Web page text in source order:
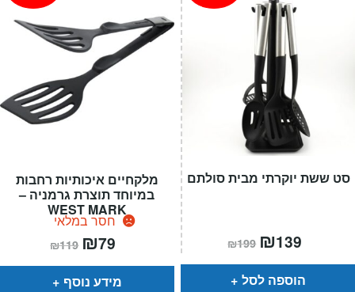
מלקחיים איכותיות רחבות
במיוחד תוצרת גרמניה –
WEST MARK
חסר במלאי
₪119 המחיר
המקורי
היה:
₪119.
₪79
הוא:
מידע נוסף
סט ששת יוקרתי מבית סולתם
₪199 המחיר
המקורי
היה:
₪199.
₪139
הוא:
הוספה לסל